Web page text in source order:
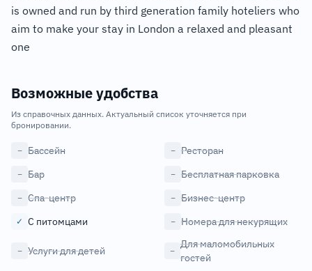
is owned and run by third generation family hoteliers who
aim to make your stay in London a relaxed and pleasant
one
Возможные удобства
Из справочных данных. Актуальный список уточняется при
бронировании.
− Бассейн − Ресторан
− Бар − Бесплатная парковка
− Спа-центр − Бизнес-центр
✓ С питомцами − Номера для некурящих
− Услуги для детей −
Для маломобильных
гостей